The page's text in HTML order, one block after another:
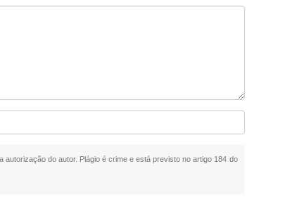
do autor. Plágio é crime e está previsto no artigo 184 do